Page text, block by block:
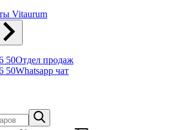
50Отдел продаж
50Whatsapp чат